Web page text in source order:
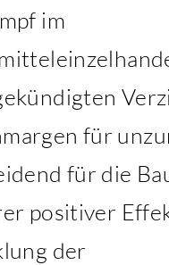
im
für
für die
positiver
der